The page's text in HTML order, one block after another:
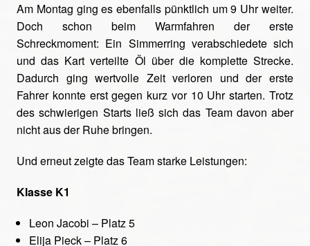
Am Montag ging es ebenfalls pünktlich um 9 Uhr weiter.
Doch schon beim Warmfahren der erste
Schreckmoment: Ein Simmerring verabschiedete sich
und das Kart verteilte Öl über die komplette Strecke.
Dadurch ging wertvolle Zeit verloren und der erste
Fahrer konnte erst gegen kurz vor 10 Uhr starten. Trotz
des schwierigen Starts ließ sich das Team davon aber
nicht aus der Ruhe bringen.
Und erneut zeigte das Team starke Leistungen:
Klasse K1
Leon Jacobi – Platz 5
Elija Pieck – Platz 6